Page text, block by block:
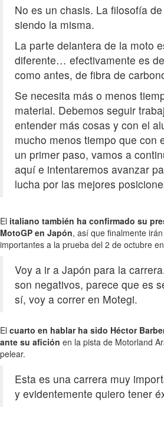
No es un chasis. La filosofía
siendo la misma.
La parte delantera de la moto
diferente… efectivamente es
como antes, de fibra de
Se necesita más o menos
material. Debemos seguir
entender más cosas y con el
mucho menos tiempo que con
un primer paso, vamos a
aquí e intentaremos avanzar
lucha por las mejores
El italiano también ha confirmado su
MotoGP en Japón, así que finalmente
importantes a la prueba del 2 de octubre
Voy a ir a Japón para la
son negativos, parece que es
sí, voy a correr en Motegi.
El cuarto en hablar ha sido Héctor
ante su afición en la pista de Motorland
pelear.
Esta es una carrera muy
y evidentemente quiero tener